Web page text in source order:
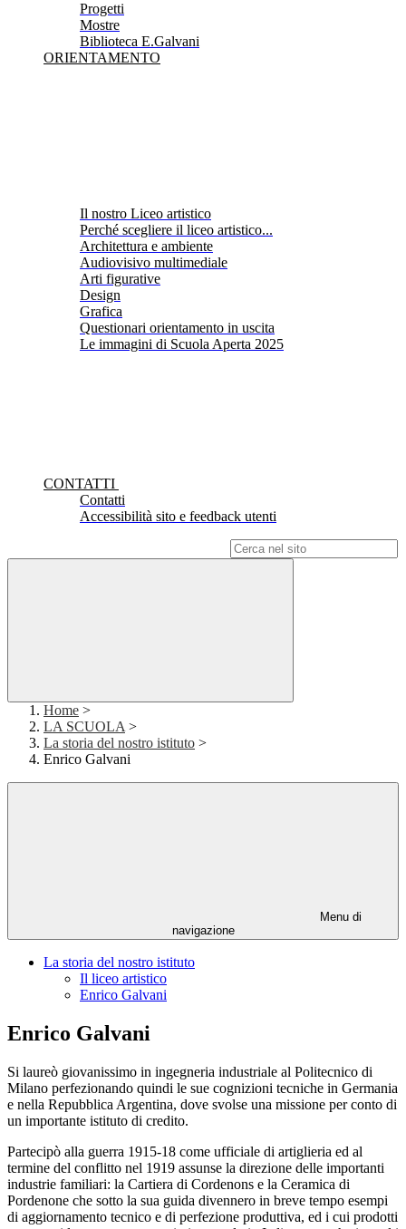
Progetti
Mostre
Biblioteca E.Galvani
ORIENTAMENTO
Il nostro Liceo artistico
Perché scegliere il liceo artistico...
Architettura e ambiente
Audiovisivo multimediale
Arti figurative
Design
Grafica
Questionari orientamento in uscita
Le immagini di Scuola Aperta 2025
CONTATTI
Contatti
Accessibilità sito e feedback utenti
Home >
LA SCUOLA >
La storia del nostro istituto >
Enrico Galvani
Menu di
navigazione
La storia del nostro istituto
Il liceo artistico
Enrico Galvani
Enrico Galvani
Si laureò giovanissimo in ingegneria industriale al Politecnico di
Milano perfezionando quindi le sue cognizioni tecniche in Germania
e nella Repubblica Argentina, dove svolse una missione per conto di
un importante istituto di credito.
Partecipò alla guerra 1915-18 come ufficiale di artiglieria ed al
termine del conflitto nel 1919 assunse la direzione delle importanti
industrie familiari: la Cartiera di Cordenons e la Ceramica di
Pordenone che sotto la sua guida divennero in breve tempo esempi
di aggiornamento tecnico e di perfezione produttiva, ed i cui prodotti